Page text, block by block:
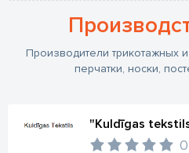
Производители трикотажных
перчатки, носки,
"Kuldīgas
0